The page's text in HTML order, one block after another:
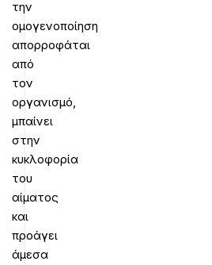
την
ομογενοποίηση
απορροφάται
από
τον
οργανισμό,
μπαίνει
στην
κυκλοφορία
του
αίματος
και
προάγει
άμεσα